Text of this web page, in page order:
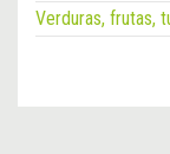
Verduras, frutas,